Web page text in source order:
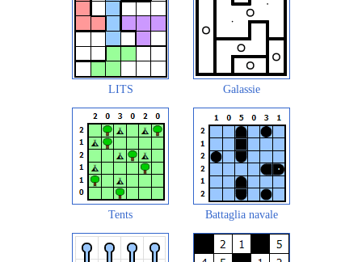
LITS Galassie
Tents Battaglia navale